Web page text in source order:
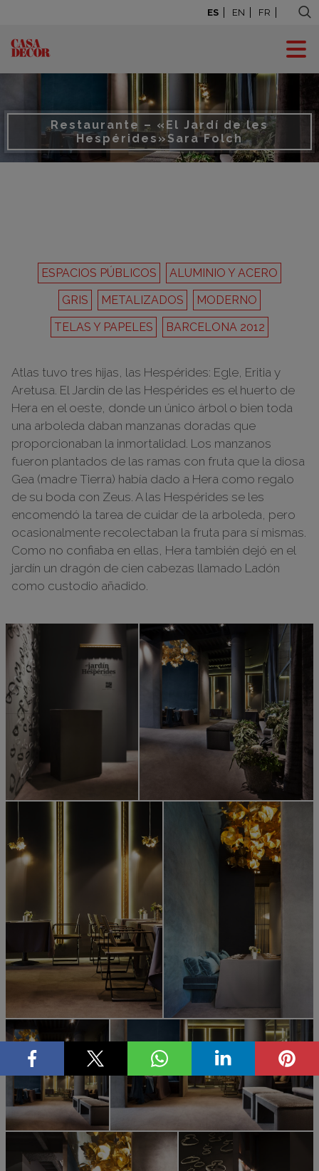
ES EN FR
Restaurante – «El Jardí de les
Hespérides»Sara Folch
ESPACIOS PÚBLICOS
ALUMINIO Y ACERO
GRIS
METALIZADOS
MODERNO
TELAS Y PAPELES
BARCELONA 2012
Atlas tuvo tres hijas, las Hespérides: Egle, Eritia y
Aretusa. El Jardín de las Hespérides es el huerto de
Hera en el oeste, donde un único árbol o bien toda
una arboleda daban manzanas doradas que
proporcionaban la inmortalidad. Los manzanos
fueron plantados de las ramas con fruta que la diosa
Gea (madre Tierra) había dado a Hera como regalo
de su boda con Zeus. A las Hespérides se les
encomendó la tarea de cuidar de la arboleda, pero
ocasionalmente recolectaban la fruta para sí mismas.
Como no confiaba en ellas, Hera también dejó en el
jardín un dragón de cien cabezas llamado Ladón
como custodio añadido.